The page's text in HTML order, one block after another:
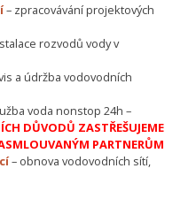
– zpracovávání projektových
rozvodů vody v
a údržba vodovodních
voda nonstop 24h –
DŮVODŮ ZASTŘEŠUJEME
PARTNERŮM
– obnova vodovodních sítí,